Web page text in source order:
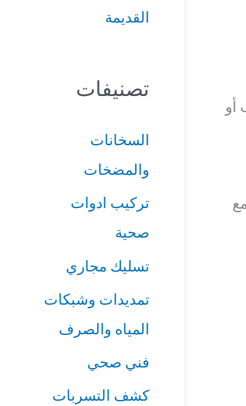
أو
القديمة
تصنيفات
السخانات
والمضخات
تركيب ادوات
صحية
تسليك مجاري
تمديدات وشبكات
المياه والصرف
فني صحي
كشف التسربات